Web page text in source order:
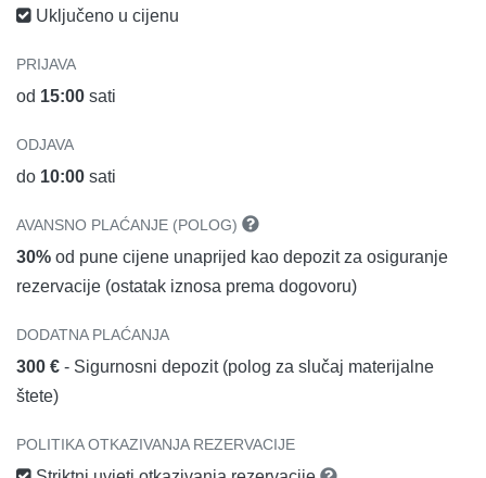
Uključeno u cijenu
PRIJAVA
od 15:00 sati
ODJAVA
do 10:00 sati
AVANSNO PLAĆANJE (POLOG)
30% od pune cijene unaprijed kao depozit za osiguranje
rezervacije (ostatak iznosa prema dogovoru)
DODATNA PLAĆANJA
300 € - Sigurnosni depozit (polog za slučaj materijalne
štete)
POLITIKA OTKAZIVANJA REZERVACIJE